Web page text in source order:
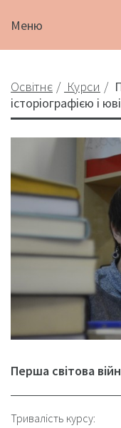
Меню
Освітнє Курси
історіографією і
Перша світова
Тривалість курсу: